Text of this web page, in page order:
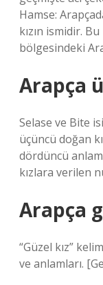
Hamse:
kızın ismidir.
bölgesindeki
Arapça
Selase ve Bite
üçüncü doğan
dördüncü
kızlara verilen
Arapça
“Güzel kız”